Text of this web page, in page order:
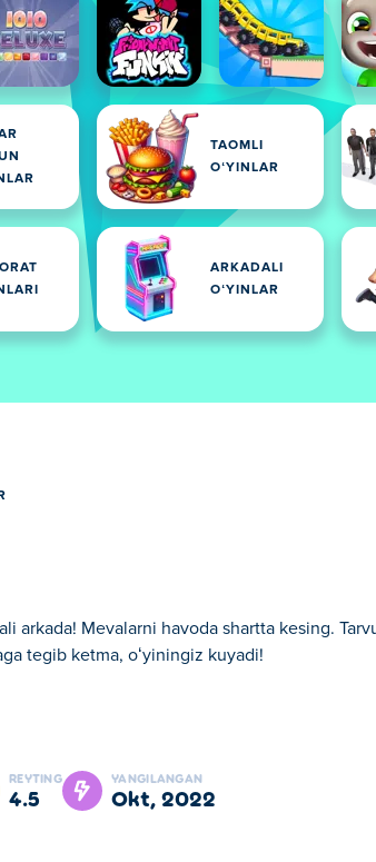
TAOMLI
OʻYINLAR
ARKADALI
OʻYINLAR
arkada! Mevalarni havoda shartta kesing.
tegib ketma, oʻyiningiz kuyadi!
Arkadali oʻyinlar larimizdan biridir.
REYTING
4.5
YANGILANGAN
okt, 2022